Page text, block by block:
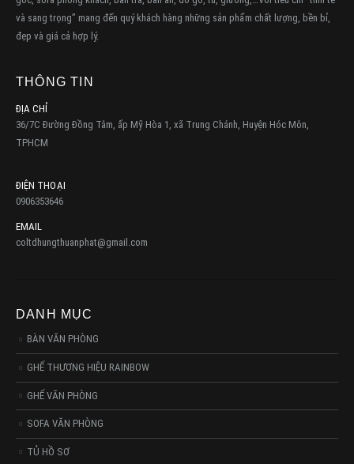
và sang trọng” mang đến quý khách hàng những sản phẩm chất lượng, bền bỉ,
đẹp và giá cả hợp lý.
THÔNG TIN
ĐỊA CHỈ
36/7C Đường Đồng Tâm, ấp Mỹ Hòa 1, xã Trung Chánh, Huyện Hóc Môn,
TPHCM
ĐIỆN THOẠI
0906353646
EMAIL
coltdhungthuanphat@gmail.com
DANH MỤC
BÀN VĂN PHÒNG
GHẾ THƯƠNG HIỆU RAINBOW
GHẾ VĂN PHÒNG
SOFA VĂN PHÒNG
TỦ HỒ SƠ